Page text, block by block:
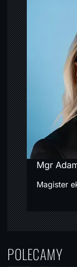
j
a
w
p
i
s
u
Mgr
Magister
POLECAMY